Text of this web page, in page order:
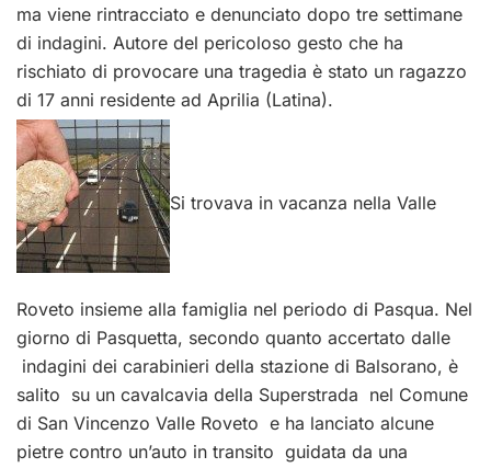
ma viene rintracciato e denunciato dopo tre settimane
di indagini. Autore del pericoloso gesto che ha
rischiato di provocare una tragedia è stato un ragazzo
di 17 anni residente ad Aprilia (Latina).
Si trovava in vacanza nella Valle
Roveto insieme alla famiglia nel periodo di Pasqua. Nel
giorno di Pasquetta, secondo quanto accertato dalle
indagini dei carabinieri della stazione di Balsorano, è
salito su un cavalcavia della Superstrada nel Comune
di San Vincenzo Valle Roveto e ha lanciato alcune
pietre contro un’auto in transito guidata da una